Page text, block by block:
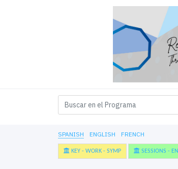
SPANISH ENGLISH FRENCH
KEY - WORK - SYMP SESSIONS - EN